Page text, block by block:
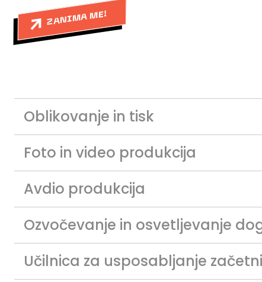
ZANIMA ME!
Oblikovanje in tisk
Foto in video produkcija
Avdio produkcija
Ozvočevanje in osvetljevanje
Učilnica za usposabljanje